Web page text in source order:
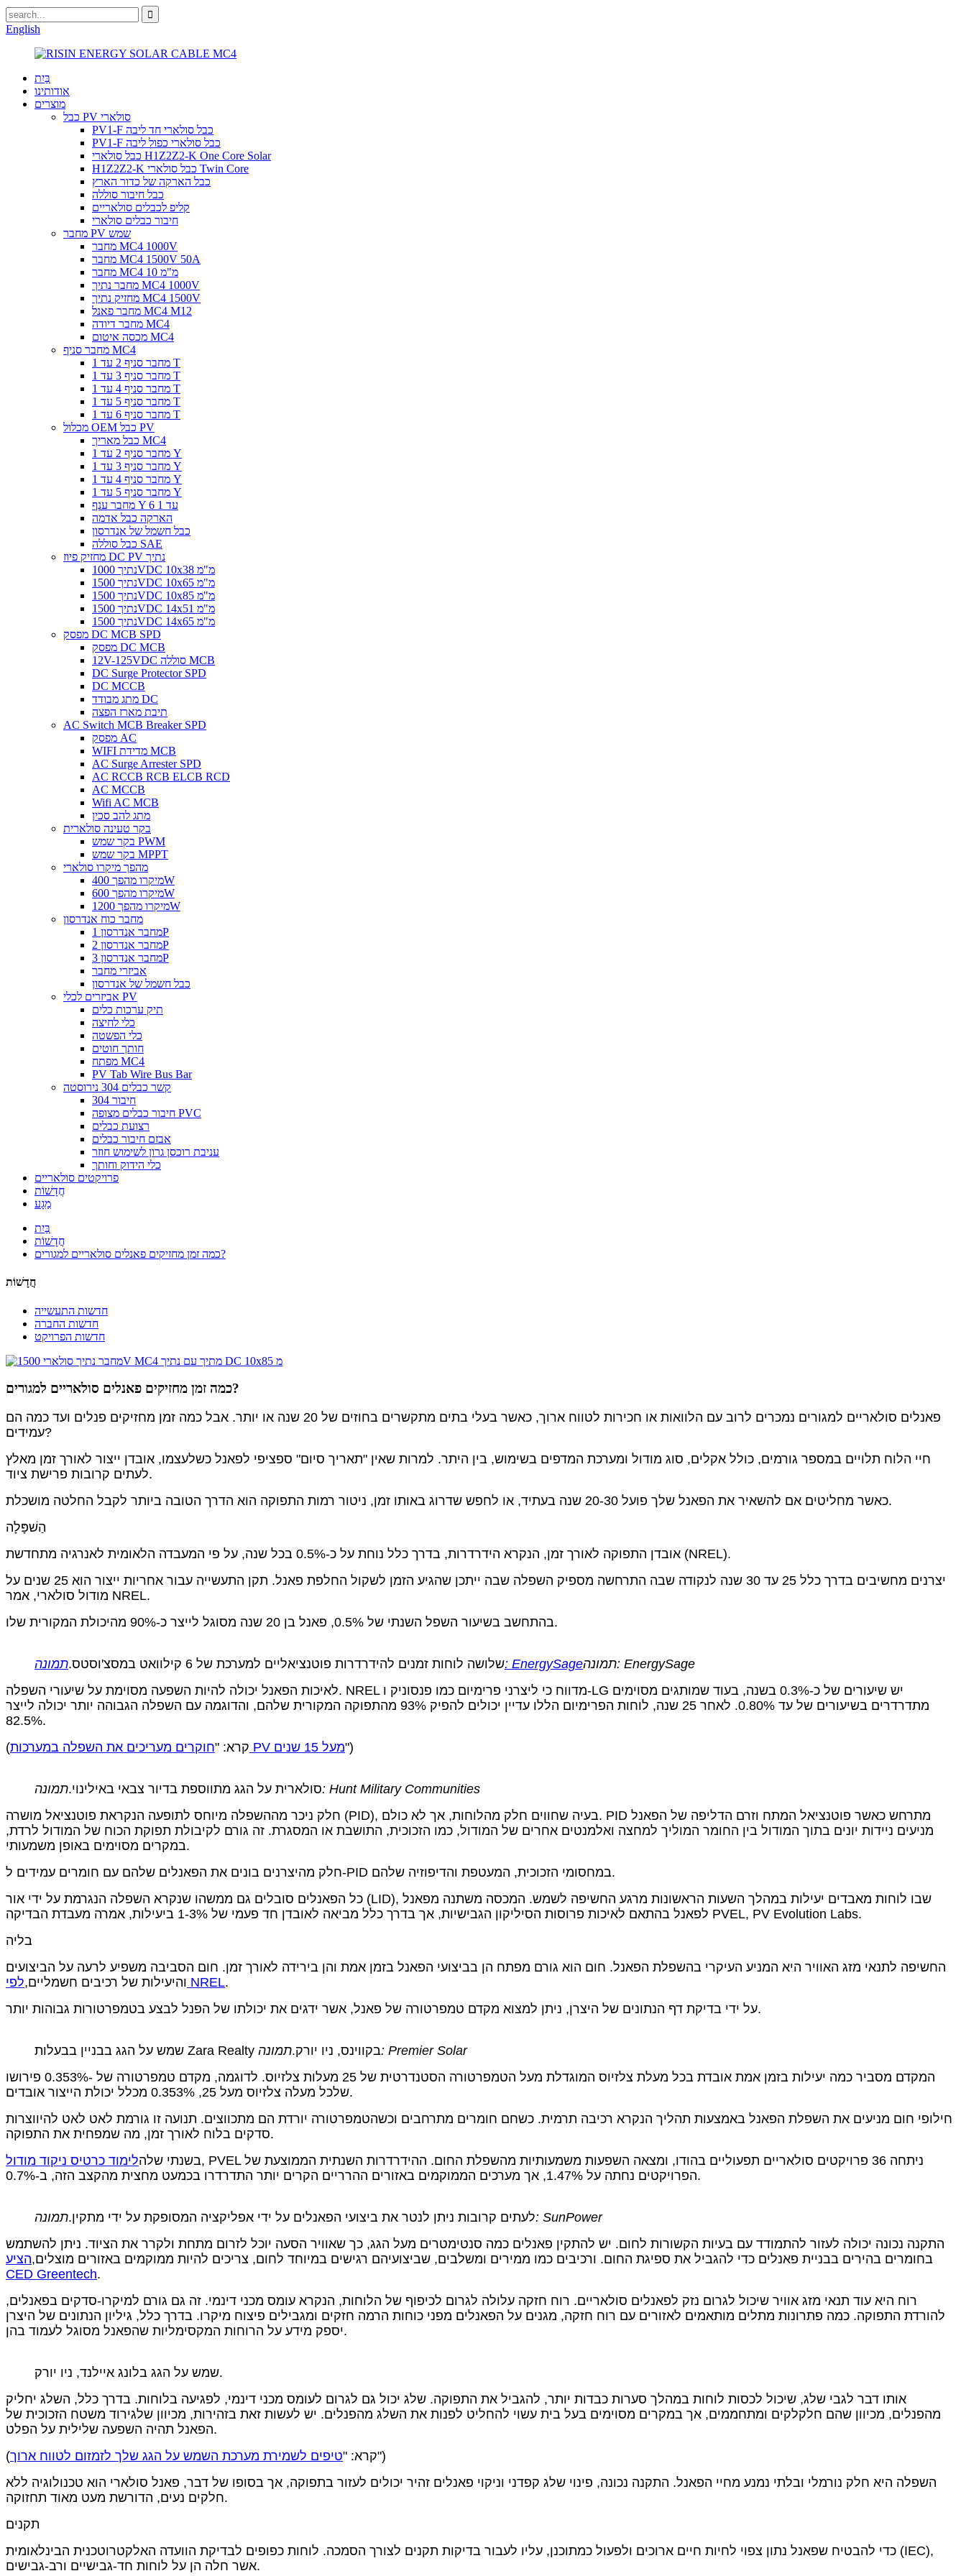
English
בַּיִת
אודותינו
מוצרים
כבל PV סולארי
PV1-F כבל סולארי חד ליבה
PV1-F כבל סולארי כפול ליבה
כבל סולארי H1Z2Z2-K One Core Solar
H1Z2Z2-K כבל סולארי Twin Core
כבל הארקה של כדור הארץ
כבל חיבור סוללה
קליפ לכבלים סולאריים
חיבור כבלים סולארי
מחבר PV שמש
מחבר MC4 1000V
מחבר MC4 1500V 50A
מחבר MC4 10 מ"מ
מחבר נתיך MC4 1000V
מחזיק נתיך MC4 1500V
מחבר פאנל MC4 M12
מחבר דיודה MC4
מכסה איטום MC4
מחבר סניף MC4
מחבר סניף 2 עד 1 T
מחבר סניף 3 עד 1 T
מחבר סניף 4 עד 1 T
מחבר סניף 5 עד 1 T
מחבר סניף 6 עד 1 T
מכלול OEM כבל PV
כבל מאריך MC4
מחבר סניף 2 עד 1 Y
מחבר סניף 3 עד 1 Y
מחבר סניף 4 עד 1 Y
מחבר סניף 5 עד 1 Y
מחבר ענף Y 6 עד 1
הארקה כבל אדמה
כבל חשמל של אנדרסון
כבל סוללה SAE
מחזיק פיוז DC PV נתיך
נתיך 1000VDC 10x38 מ"מ
נתיך 1500VDC 10x65 מ"מ
נתיך 1500VDC 10x85 מ"מ
נתיך 1500VDC 14x51 מ"מ
נתיך 1500VDC 14x65 מ"מ
מפסק DC MCB SPD
מפסק DC MCB
12V-125VDC סוללה MCB
DC Surge Protector SPD
DC MCCB
מתג מבודד DC
תיבת מארז הפצה
AC Switch MCB Breaker SPD
מפסק AC
WIFI מדידת MCB
AC Surge Arrester SPD
AC RCCB RCB ELCB RCD
AC MCCB
Wifi AC MCB
מתג להב סכין
בקר טעינה סולארית
בקר שמש PWM
בקר שמש MPPT
מהפך מיקרו סולארי
מיקרו מהפך 400W
מיקרו מהפך 600W
מיקרו מהפך 1200W
מחבר כוח אנדרסון
מחבר אנדרסון 1P
מחבר אנדרסון 2P
מחבר אנדרסון 3P
אביזרי מחבר
כבל חשמל של אנדרסון
אביזרים לכלי PV
תיק ערכות כלים
כלי לחיצה
כלי הפשטה
חותך חוטים
מפתח MC4
PV Tab Wire Bus Bar
קשר כבלים 304 נירוסטה
חיבור 304
חיבור כבלים מצופה PVC
רצועת כבלים
אבזם חיבור כבלים
עניבת רוכסן גרון לשימוש חוזר
כלי הידוק וחותך
פרויקטים סולאריים
חֲדָשׁוֹת
מַגָע
בַּיִת
חֲדָשׁוֹת
כמה זמן מחזיקים פאנלים סולאריים למגורים?
חֲדָשׁוֹת
חדשות התעשייה
חדשות החברה
חדשות הפרויקט
כמה זמן מחזיקים פאנלים סולאריים למגורים?
פאנלים סולאריים למגורים נמכרים לרוב עם הלוואות או חכירות לטווח ארוך, כאשר בעלי בתים מתקשרים בחוזים של 20 שנה או יותר. אבל כמה זמן מחזיקים פנלים ועד כמה הם
עמידים?
חיי הלוח תלויים במספר גורמים, כולל אקלים, סוג מודול ומערכת המדפים בשימוש, בין היתר. למרות שאין "תאריך סיום" ספציפי לפאנל כשלעצמו, אובדן ייצור לאורך זמן מאלץ
לעתים קרובות פרישת ציוד.
כאשר מחליטים אם להשאיר את הפאנל שלך פועל 20-30 שנה בעתיד, או לחפש שדרוג באותו זמן, ניטור רמות התפוקה הוא הדרך הטובה ביותר לקבל החלטה מושכלת.
הַשׁפָּלָה
אובדן התפוקה לאורך זמן, הנקרא הידרדרות, בדרך כלל נוחת על כ-0.5% בכל שנה, על פי המעבדה הלאומית לאנרגיה מתחדשת (NREL).
יצרנים מחשיבים בדרך כלל 25 עד 30 שנה לנקודה שבה התרחשה מספיק השפלה שבה ייתכן שהגיע הזמן לשקול החלפת פאנל. תקן התעשייה עבור אחריות ייצור הוא 25 שנים על
מודול סולארי, אמר NREL.
בהתחשב בשיעור השפל השנתי של 0.5%, פאנל בן 20 שנה מסוגל לייצר כ-90% מהיכולת המקורית שלו.
שלושה לוחות זמנים להידרדרות פוטנציאליים למערכת של 6 קילוואט במסצ'וסטס.תמונה: EnergySage
תמונה: EnergySage
לאיכות הפאנל יכולה להיות השפעה מסוימת על שיעורי השפלה. NREL מדווח כי ליצרני פרימיום כמו פנסוניק ו-LG יש שיעורים של כ-0.3% בשנה, בעוד שמותגים מסוימים
מתדרדרים בשיעורים של עד 0.80%. לאחר 25 שנה, לוחות הפרימיום הללו עדיין יכולים להפיק 93% מהתפוקה המקורית שלהם, והדוגמה עם השפלה הגבוהה יותר יכולה לייצר
82.5%.
(קרא: "
חוקרים מעריכים את השפלה במערכות PV מעל 15 שנים")
סולארית על הגג מתווספת בדיור צבאי באילינוי.תמונה: Hunt Military Communities
חלק ניכר מההשפלה מיוחס לתופעה הנקראת פוטנציאל מושרה (PID), בעיה שחווים חלק מהלוחות, אך לא כולם. PID מתרחש כאשר פוטנציאל המתח וזרם הדליפה של הפאנל
מניעים ניידות יונים בתוך המודול בין החומר המוליך למחצה ואלמנטים אחרים של המודול, כמו הזכוכית, התושבת או המסגרת. זה גורם לקיבולת תפוקת הכוח של המודול לרדת,
במקרים מסוימים באופן משמעותי.
חלק מהיצרנים בונים את הפאנלים שלהם עם חומרים עמידים ל-PID במחסומי הזכוכית, המעטפת והדיפוזיה שלהם.
כל הפאנלים סובלים גם ממשהו שנקרא השפלה הנגרמת על ידי אור (LID), שבו לוחות מאבדים יעילות במהלך השעות הראשונות מרגע החשיפה לשמש. המכסה משתנה מפאנל
לפאנל בהתאם לאיכות פרוסות הסיליקון הגבישיות, אך בדרך כלל מביאה לאובדן חד פעמי של 1-3% ביעילות, אמרה מעבדת הבדיקה PVEL, PV Evolution Labs.
בליה
החשיפה לתנאי מזג האוויר היא המניע העיקרי בהשפלת הפאנל. חום הוא גורם מפתח הן בביצועי הפאנל בזמן אמת והן בירידה לאורך זמן. חום הסביבה משפיע לרעה על הביצועים
והיעילות של רכיבים חשמליים, לפי NREL.
על ידי בדיקת דף הנתונים של היצרן, ניתן למצוא מקדם טמפרטורה של פאנל, אשר ידגים את יכולתו של הפנל לבצע בטמפרטורות גבוהות יותר.
שמש על הגג בבניין בבעלות Zara Realty בקווינס, ניו יורק.תמונה: Premier Solar
המקדם מסביר כמה יעילות בזמן אמת אובדת בכל מעלת צלזיוס המוגדלת מעל הטמפרטורה הסטנדרטית של 25 מעלות צלזיוס. לדוגמה, מקדם טמפרטורה של -0.353% פירושו
שלכל מעלה צלזיוס מעל 25, 0.353% מכלל יכולת הייצור אובדים.
חילופי חום מניעים את השפלת הפאנל באמצעות תהליך הנקרא רכיבה תרמית. כשחם חומרים מתרחבים וכשהטמפרטורה יורדת הם מתכווצים. תנועה זו גורמת לאט לאט להיווצרות
סדקים בלוח לאורך זמן, מה שמפחית את התפוקה.
בשנתי שלהלימוד כרטיס ניקוד מודול
, PVEL ניתחה 36 פרויקטים סולאריים תפעוליים בהודו, ומצאה השפעות משמעותיות מהשפלת החום. ההידרדרות השנתית הממוצעת של
הפרויקטים נחתה על 1.47%, אך מערכים הממוקמים באזורים ההרריים הקרים יותר התדרדרו בכמעט מחצית מהקצב הזה, ב-0.7%.
לעתים קרובות ניתן לנטר את ביצועי הפאנלים על ידי אפליקציה המסופקת על ידי מתקין.תמונה: SunPower
התקנה נכונה יכולה לעזור להתמודד עם בעיות הקשורות לחום. יש להתקין פאנלים כמה סנטימטרים מעל הגג, כך שאוויר הסעה יוכל לזרום מתחת ולקרר את הציוד. ניתן להשתמש
בחומרים בהירים בבניית פאנלים כדי להגביל את ספיגת החום. ורכיבים כמו ממירים ומשלבים, שביצועיהם רגישים במיוחד לחום, צריכים להיות ממוקמים באזורים מוצלים,הציע
CED Greentech.
רוח היא עוד תנאי מזג אוויר שיכול לגרום נזק לפאנלים סולאריים. רוח חזקה עלולה לגרום לכיפוף של הלוחות, הנקרא עומס מכני דינמי. זה גם גורם למיקרו-סדקים בפאנלים,
להורדת התפוקה. כמה פתרונות מתלים מותאמים לאזורים עם רוח חזקה, מגנים על הפאנלים מפני כוחות הרמה חזקים ומגבילים פיצוח מיקרו. בדרך כלל, גיליון הנתונים של היצרן
יספק מידע על הרוחות המקסימליות שהפאנל מסוגל לעמוד בהן.
שמש על הגג בלונג איילנד, ניו יורק.
אותו דבר לגבי שלג, שיכול לכסות לוחות במהלך סערות כבדות יותר, להגביל את התפוקה. שלג יכול גם לגרום לעומס מכני דינמי, לפגיעה בלוחות. בדרך כלל, השלג יחליק
מהפנלים, מכיוון שהם חלקלקים ומתחממים, אך במקרים מסוימים בעל בית עשוי להחליט לפנות את השלג מהפנלים. יש לעשות זאת בזהירות, מכיוון שלגירוד משטח הזכוכית של
הפאנל תהיה השפעה שלילית על הפלט.
(קרא: "טיפים לשמירת מערכת השמש על הגג שלך לזמזום לטווח ארוך
")
השפלה היא חלק נורמלי ובלתי נמנע מחיי הפאנל. התקנה נכונה, פינוי שלג קפדני וניקוי פאנלים זהיר יכולים לעזור בתפוקה, אך בסופו של דבר, פאנל סולארי הוא טכנולוגיה ללא
חלקים נעים, הדורשת מעט מאוד תחזוקה.
תקנים
כדי להבטיח שפאנל נתון צפוי לחיות חיים ארוכים ולפעול כמתוכנן, עליו לעבור בדיקות תקנים לצורך הסמכה. לוחות כפופים לבדיקת הוועדה האלקטרוטכנית הבינלאומית (IEC),
אשר חלה הן על לוחות חד-גבישיים ורב-גבישים.